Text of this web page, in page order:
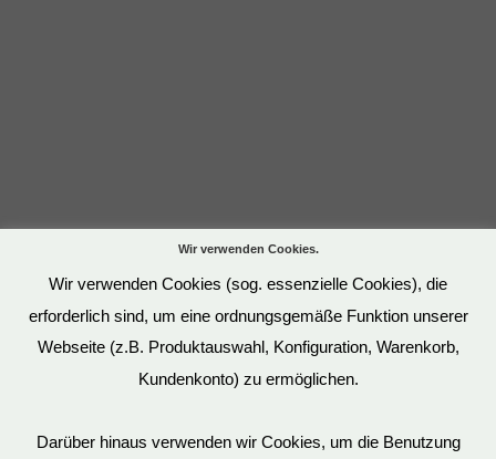
Wir verwenden Cookies.
Wir verwenden Cookies (sog. essenzielle Cookies), die
erforderlich sind, um eine ordnungsgemäße Funktion unserer
Webseite (z.B. Produktauswahl, Konfiguration, Warenkorb,
Kundenkonto) zu ermöglichen.
Darüber hinaus verwenden wir Cookies, um die Benutzung